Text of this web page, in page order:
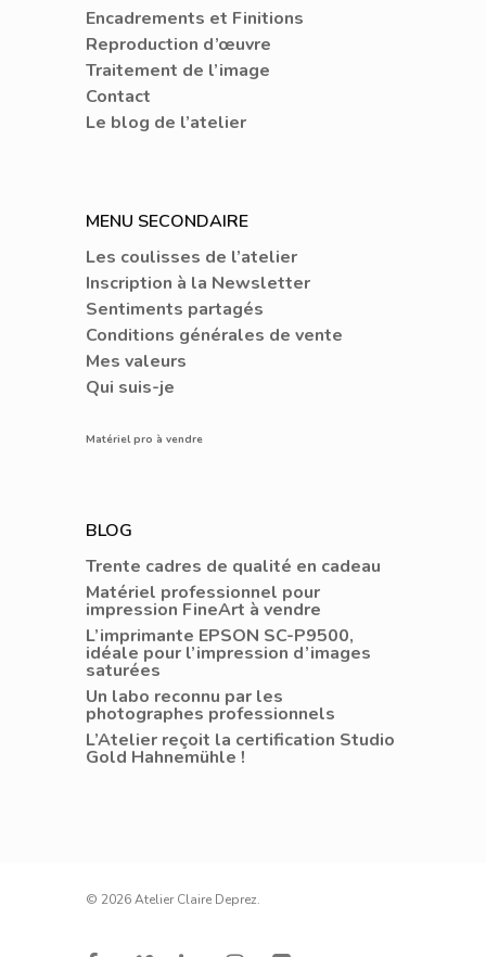
Encadrements et Finitions
Reproduction d’œuvre
Traitement de l’image
Contact
Le blog de l’atelier
MENU SECONDAIRE
Les coulisses de l’atelier
Inscription à la Newsletter
Sentiments partagés
Conditions générales de vente
Mes valeurs
Qui suis-je
Matériel pro à vendre
BLOG
Trente cadres de qualité en cadeau
Matériel professionnel pour
impression FineArt à vendre
L’imprimante EPSON SC-P9500,
idéale pour l’impression d’images
saturées
Un labo reconnu par les
photographes professionnels
L’Atelier reçoit la certification Studio
Gold Hahnemühle !
© 2026 Atelier Claire Deprez.